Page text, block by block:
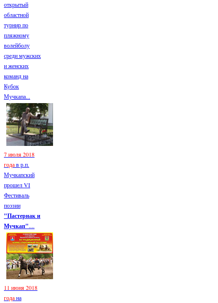
открытый
областной
турнир по
пляжному
волейболу
среди мужских
и женских
команд на
Кубок
Мучкапа...
7 июля 2018
годав р.п.
Мучкапский
прошел VI
Фестиваль
поэзии
"Пастернак и
Мучкап"....
11 июня 2018
годана